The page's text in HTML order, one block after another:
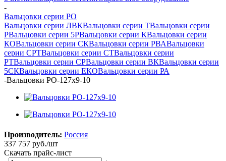
-
Вальцовки серии РО
Вальцовки серии ЛВКВальцовки серии ТВальцовки серии
РВальцовки серии 5РВальцовки серии КВальцовки серии
КОВальцовки серии СКВальцовки серии РВАВальцовки
серии СРТВальцовки серии СТВальцовки серии
РТВальцовки серии СРВальцовки серии ВКВальцовки серии
5СКВальцовки серии ЕКОВальцовки серии РА
-Вальцовки РО-127х9-10
Производитель: Россия
337 757 руб./шт
Скачать прайс-лист